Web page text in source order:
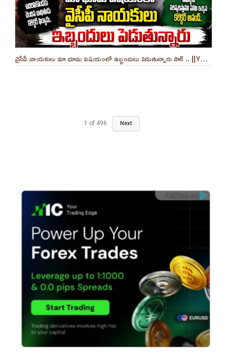
వైసీపీ నాయకులు మా భూమి విషయంలో ఇబ్బందులు పెడుతున్నారు సార్ .. ||YES 9TV
1 of 496 Next